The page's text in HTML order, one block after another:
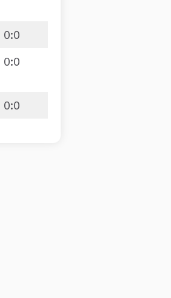
0:0
0:0
0:0